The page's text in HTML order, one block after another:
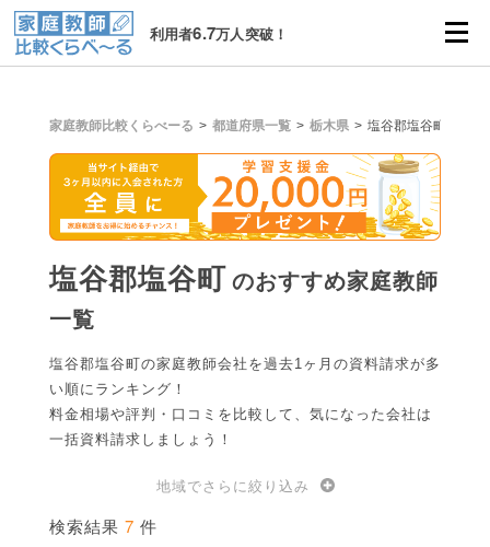
利用者6.7万人突破！
家庭教師比較くらべーる 都道府県一覧 栃木県 塩谷郡塩谷町
塩谷郡塩谷町 のおすすめ家庭教師
一覧
塩谷郡塩谷町の家庭教師会社を過去1ヶ月の資料請求が多
い順にランキング！
料金相場や評判・口コミを比較して、気になった会社は
一括資料請求しましょう！
地域でさらに絞り込み
検索結果 7 件